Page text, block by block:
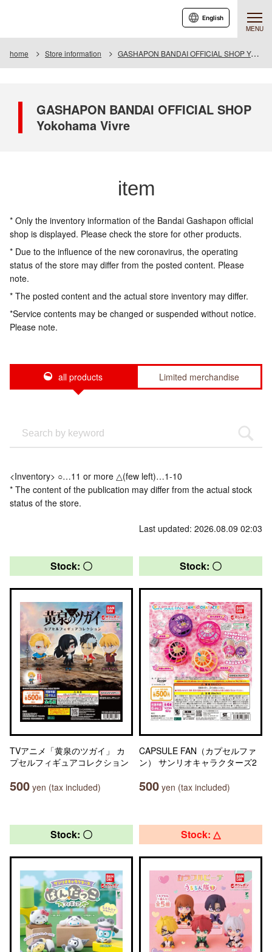
MENU
English
home Store information GASHAPON BANDAI OFFICIAL SHOP Yokohama Vivre
GASHAPON BANDAI OFFICIAL SHOP
Yokohama Vivre
item
* Only the inventory information of the Bandai Gashapon official
shop is displayed. Please check the store for other products.
* Due to the influence of the new coronavirus, the operating
status of the store may differ from the posted content. Please
note.
* The posted content and the actual store inventory may differ.
*Service contents may be changed or suspended without notice.
Please note.
all products Limited merchandise
<Inventory> ○…11 or more △(few left)…1-10
* The content of the publication may differ from the actual stock
status of the store.
Last updated: 2026.08.09 02:03
Stock: 〇
TVアニメ「黄泉のツガイ」 カ
プセルフィギュアコレクション
500 yen (tax included)
Stock: 〇
CAPSULE FAN（カプセルファ
ン） サンリオキャラクターズ2
500 yen (tax included)
Stock: 〇 Stock: △